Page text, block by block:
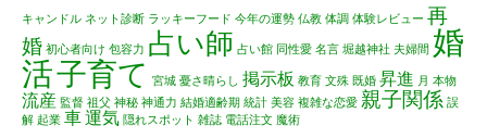
キャンドル ネット診断 ラッキーフード 今年の運勢 仏教 体調 体験レビュー 再
婚 初心者向け 包容力 占い師 占い館 同性愛 名言 堀越神社 夫婦間 婚
活子育て 宮城 憂さ晴らし 掲示板 教育 文殊 既婚 昇進 月 本物
流産 監督 祖父 神秘 神通力 結婚適齢期 統計 美容 複雑な恋愛 親子関係 誤
解 起業 車運気 隠れスポット 雑誌 電話注文 魔術